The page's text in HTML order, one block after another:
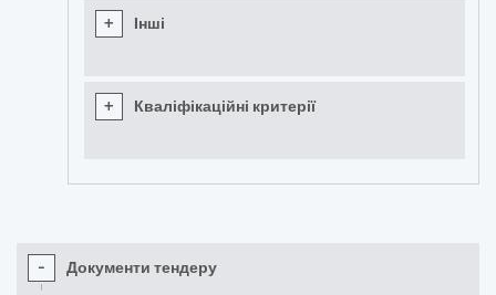
+ Інші
+ Кваліфікаційні критерії
- Документи тендеру